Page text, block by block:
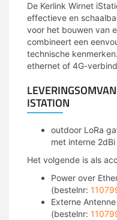
De Kerlink Wirnet
effectieve en
voor het bouwen van
combineert een
technische
ethernet of 4G-
ISTATION
outdoor LoRa
met interne
Het volgende is als
Power over
(bestelnr:
Externe
(bestelnr: